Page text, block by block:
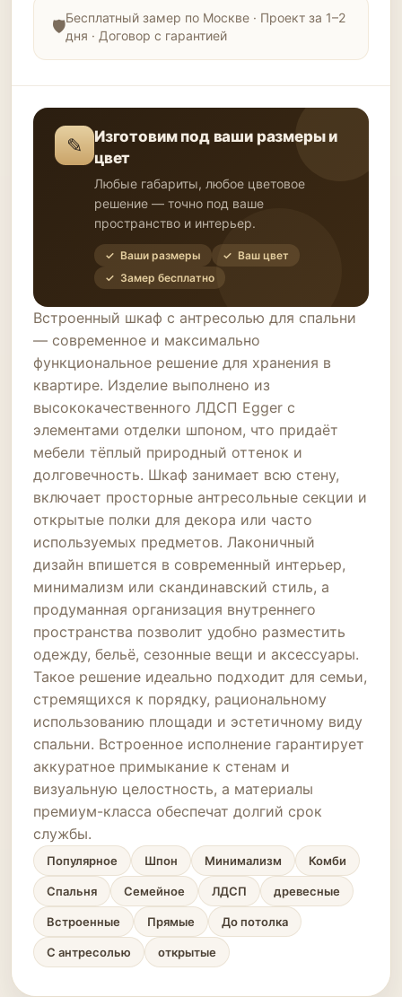
Бесплатный замер по Москве · Проект за 1–2
дня · Договор с гарантией
✎
Изготовим под ваши размеры и
цвет
Любые габариты, любое цветовое
решение — точно под ваше
пространство и интерьер.
✓ Ваши размеры
✓ Ваш цвет
✓ Замер бесплатно
Встроенный шкаф с антресолью для спальни
— современное и максимально
функциональное решение для хранения в
квартире. Изделие выполнено из
высококачественного ЛДСП Egger с
элементами отделки шпоном, что придаёт
мебели тёплый природный оттенок и
долговечность. Шкаф занимает всю стену,
включает просторные антресольные секции и
открытые полки для декора или часто
используемых предметов. Лаконичный
дизайн впишется в современный интерьер,
минимализм или скандинавский стиль, а
продуманная организация внутреннего
пространства позволит удобно разместить
одежду, бельё, сезонные вещи и аксессуары.
Такое решение идеально подходит для семьи,
стремящихся к порядку, рациональному
использованию площади и эстетичному виду
спальни. Встроенное исполнение гарантирует
аккуратное примыкание к стенам и
визуальную целостность, а материалы
премиум-класса обеспечат долгий срок
службы.
Популярное Шпон Минимализм Комби
Спальня Семейное ЛДСП древесные
Встроенные Прямые До потолка
С антресолью открытые